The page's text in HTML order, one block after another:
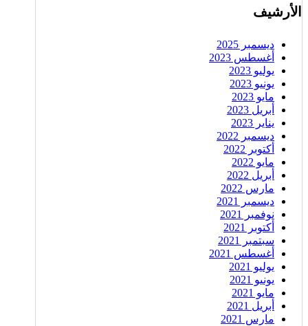
الأرشيف
ديسمبر 2025
أغسطس 2023
يوليو 2023
يونيو 2023
مايو 2023
أبريل 2023
يناير 2023
ديسمبر 2022
أكتوبر 2022
مايو 2022
أبريل 2022
مارس 2022
ديسمبر 2021
نوفمبر 2021
أكتوبر 2021
سبتمبر 2021
أغسطس 2021
يوليو 2021
يونيو 2021
مايو 2021
أبريل 2021
مارس 2021